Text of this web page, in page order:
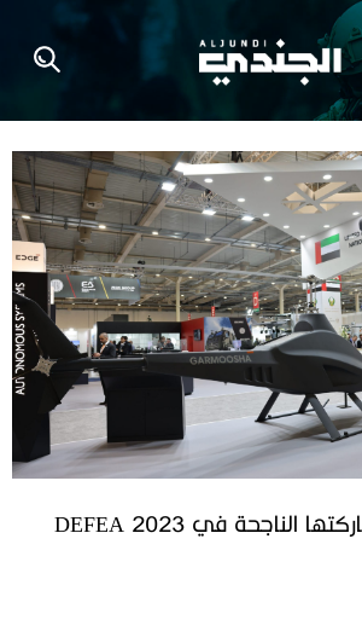
الإمارات تختتم مشاركتها الناجحة في DEFEA 2023